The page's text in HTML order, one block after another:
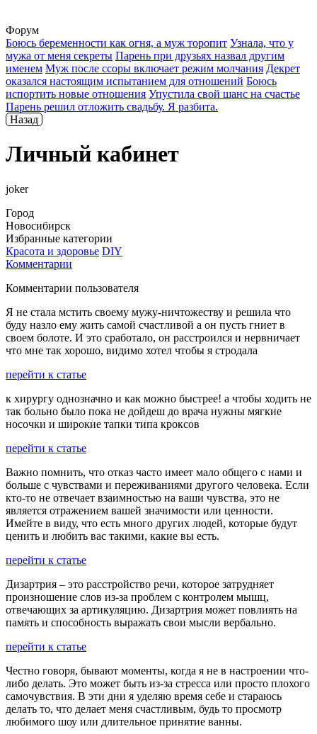
Форум
Боюсь беременности как огня, а муж торопит Узнала, что у
мужа от меня секреты Парень при друзьях назвал другим
именем Муж после ссоры включает режим молчания Декрет
оказался настоящим испытанием для отношений Боюсь
испортить новые отношения Упустила свой шанс на счастье
Парень решил отложить свадьбу. Я разбита.
Назад
Личный кабинет
joker
Город
Новосибирск
Избранные категории
Красота и здоровье DIY
Комментарии
Комментарии пользователя
Я не стала мстить своему мужу-ничтожеству и решила что
буду назло ему жить самой счастливой а он пусть гниет в
своем болоте. И это сработало, он расстроился и нервничает
что мне так хорошо, видимо хотел чтобы я стродала
перейти к статье
к хирургу однозначно и как можно быстрее! а чтобы ходить не
так больно было пока не дойдеш до врача нужны мягкие
носочки и широкие тапки типа кроксов
перейти к статье
Важно помнить, что отказ часто имеет мало общего с нами и
больше с чувствами и переживаниями другого человека. Если
кто-то не отвечает взаимностью на ваши чувства, это не
является отражением вашей значимости или ценности.
Имейте в виду, что есть много других людей, которые будут
ценить и любить вас такими, какие вы есть.
перейти к статье
Дизартрия – это расстройство речи, которое затрудняет
произношение слов из-за проблем с контролем мышц,
отвечающих за артикуляцию. Дизартрия может повлиять на
память и способность выражать свои мысли вербально.
перейти к статье
Честно говоря, бывают моменты, когда я не в настроении что-
либо делать. Это может быть из-за стресса или просто плохого
самочувствия. В эти дни я уделяю время себе и стараюсь
делать то, что делает меня счастливым, будь то просмотр
любимого шоу или длительное принятие ванны.